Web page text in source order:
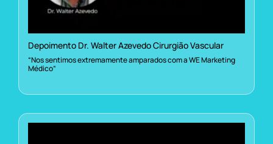
Depoimento Dr. Walter Azevedo Cirurgião Vascular
“Nos sentimos extremamente amparados com a WE Marketing
Médico”